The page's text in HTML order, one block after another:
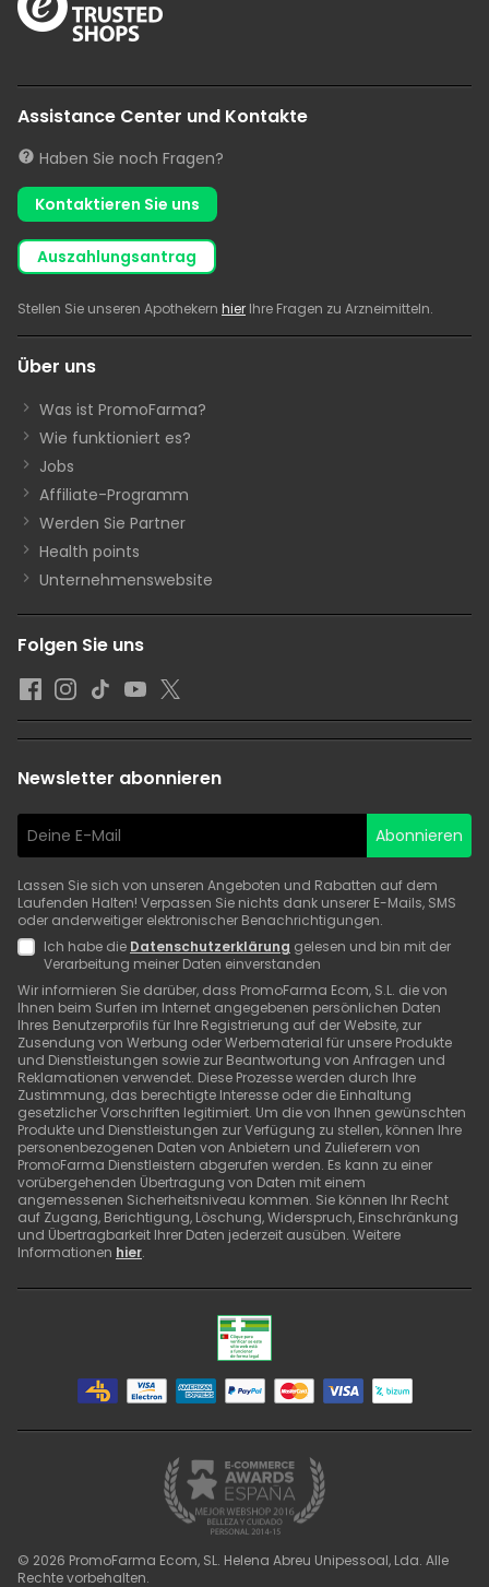
Assistance Center und Kontakte
Haben Sie noch Fragen?
Kontaktieren Sie uns
Auszahlungsantrag
Stellen Sie unseren Apothekern hier Ihre Fragen zu Arzneimitteln.
Über uns
Was ist PromoFarma?
Wie funktioniert es?
Jobs
Affiliate-Programm
Werden Sie Partner
Health points
Unternehmenswebsite
Folgen Sie uns
Newsletter abonnieren
Abonnieren
Lassen Sie sich von unseren Angeboten und Rabatten auf dem
Laufenden Halten! Verpassen Sie nichts dank unserer E-Mails, SMS
oder anderweitiger elektronischer Benachrichtigungen.
Ich habe die Datenschutzerklärung gelesen und bin mit der
Verarbeitung meiner Daten einverstanden
Wir informieren Sie darüber, dass PromoFarma Ecom, S.L. die von
Ihnen beim Surfen im Internet angegebenen persönlichen Daten
Ihres Benutzerprofils für Ihre Registrierung auf der Website, zur
Zusendung von Werbung oder Werbematerial für unsere Produkte
und Dienstleistungen sowie zur Beantwortung von Anfragen und
Reklamationen verwendet. Diese Prozesse werden durch Ihre
Zustimmung, das berechtigte Interesse oder die Einhaltung
gesetzlicher Vorschriften legitimiert. Um die von Ihnen gewünschten
Produkte und Dienstleistungen zur Verfügung zu stellen, können Ihre
personenbezogenen Daten von Anbietern und Zulieferern von
PromoFarma Dienstleistern abgerufen werden. Es kann zu einer
vorübergehenden Übertragung von Daten mit einem
angemessenen Sicherheitsniveau kommen. Sie können Ihr Recht
auf Zugang, Berichtigung, Löschung, Widerspruch, Einschränkung
und Übertragbarkeit Ihrer Daten jederzeit ausüben. Weitere
Informationen hier.
© 2026 PromoFarma Ecom, SL. Helena Abreu Unipessoal, Lda. Alle
Rechte vorbehalten.